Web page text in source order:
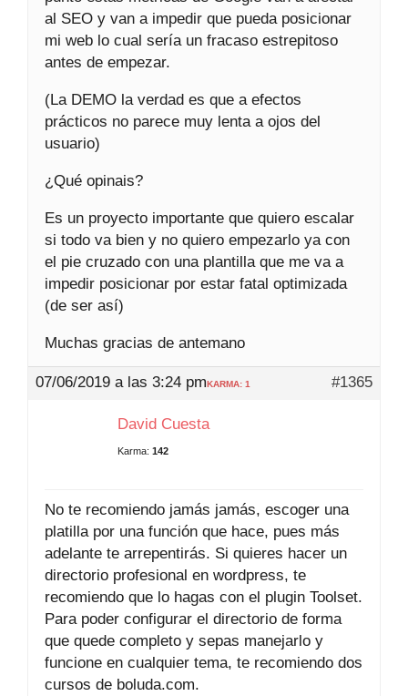
al SEO y van a impedir que pueda posicionar
mi web lo cual sería un fracaso estrepitoso
antes de empezar.
(La DEMO la verdad es que a efectos
prácticos no parece muy lenta a ojos del
usuario)
¿Qué opinais?
Es un proyecto importante que quiero escalar
si todo va bien y no quiero empezarlo ya con
el pie cruzado con una plantilla que me va a
impedir posicionar por estar fatal optimizada
(de ser así)
Muchas gracias de antemano
07/06/2019 a las 3:24 pm #1365
KARMA: 1
David Cuesta
Karma: 142
No te recomiendo jamás jamás, escoger una
platilla por una función que hace, pues más
adelante te arrepentirás. Si quieres hacer un
directorio profesional en wordpress, te
recomiendo que lo hagas con el plugin Toolset.
Para poder configurar el directorio de forma
que quede completo y sepas manejarlo y
funcione en cualquier tema, te recomiendo dos
cursos de boluda.com.